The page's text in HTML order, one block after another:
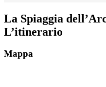
La Spiaggia
L’itinerario
Mappa